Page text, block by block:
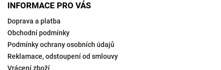
INFORMACE PRO VÁS
Doprava a platba
Obchodní podmínky
Podmínky ochrany osobních údajů
Reklamace, odstoupení od smlouvy
Vrácení zboží